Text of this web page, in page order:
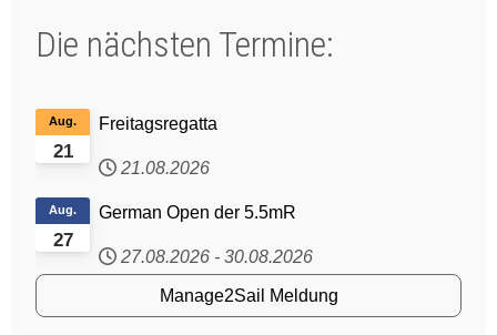
Die nächsten Termine:
21
Aug. Freitagsregatta
21.08.2026
27
Aug. German Open der 5.5mR
27.08.2026 - 30.08.2026
Manage2Sail Meldung